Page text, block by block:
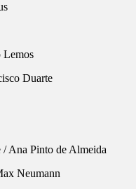
Lemos
Duarte
/ Ana Pinto de Almeida
Neumann